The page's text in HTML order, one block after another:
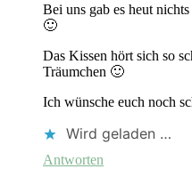
Bei uns gab es heut
🙂
Das Kissen hört sich so
Träumchen 🙂
Ich wünsche euch noch
Wird geladen …
Antworten